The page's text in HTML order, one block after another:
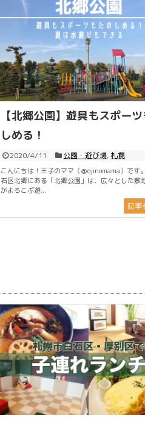
【北郷公園】遊具もスポー
しめる！
2020/4/11 公園・遊び場,札幌
こんにちは！王子のママ（＠ojinomama）です
石区北郷にある「北郷公園」は、広々とした敷
がよろこぶ遊...
記事